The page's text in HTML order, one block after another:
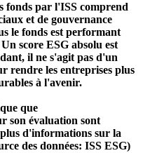
fonds par l'ISS comprend
et de gouvernance
le fonds est performant
score ESG absolu est
il ne s'agit pas d'un
rendre les entreprises plus
à l'avenir.
que
son évaluation sont
d'informations sur la
des données: ISS ESG)